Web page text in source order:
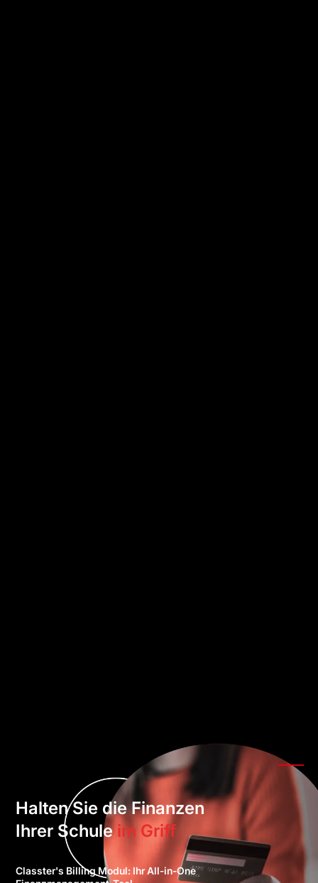
Halten Sie die Finanzen
Ihrer Schuleim Griff
Classter's Billing Modul: Ihr All-in-One